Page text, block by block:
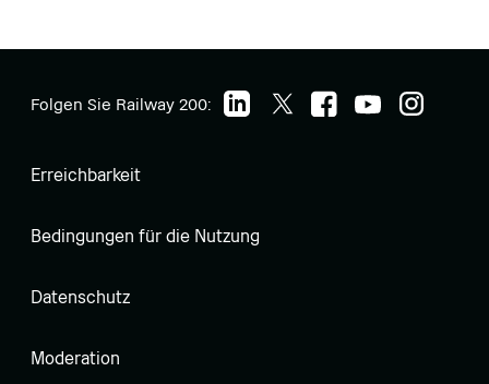
Folgen Sie Railway 200:
Erreichbarkeit
Bedingungen für die Nutzung
Datenschutz
Moderation